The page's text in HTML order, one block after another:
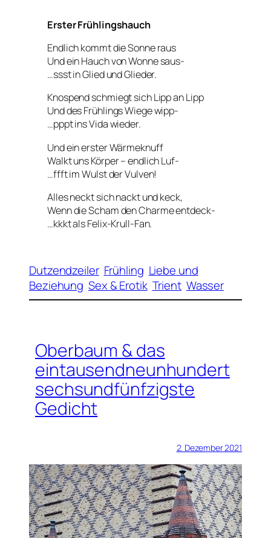
Erster Frühlingshauch
Endlich kommt die Sonne raus
Und ein Hauch von Wonne saus-
…ssst in Glied und Glieder.
Knospend schmiegt sich Lipp an Lipp
Und des Frühlings Wiege wipp-
…pppt ins Vida wieder.
Und ein erster Wärmeknuff
Walkt uns Körper – endlich Luf-
…ffft im Wulst der Vulven!
Alles neckt sich nackt und keck,
Wenn die Scham den Charme entdeck-
…kkkt als Felix-Krull-Fan.
Dutzendzeiler Frühling Liebe und
Beziehung Sex & Erotik Trient Wasser
Oberbaum & das
eintausendneunhundert
sechsundfünfzigste
Gedicht
2. Dezember 2021